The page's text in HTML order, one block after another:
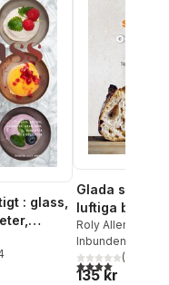
: glass,
Totalt antal röster:
Glada
luftiga bröd :
tekniker och
för lyckat
Roly Allen
Inbunden
4,0utav 5(
135 kr